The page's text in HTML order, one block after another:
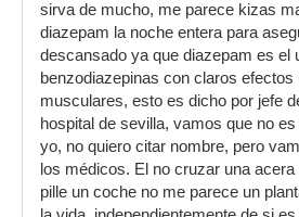
sirva de mucho, me parece kizas
diazepam la noche entera para
descansado ya que diazepam es el
benzodiazepinas con claros efectos
musculares, esto es dicho por jefe
hospital de sevilla, vamos que no
yo, no quiero citar nombre, pero
los médicos. El no cruzar una
pille un coche no me parece un